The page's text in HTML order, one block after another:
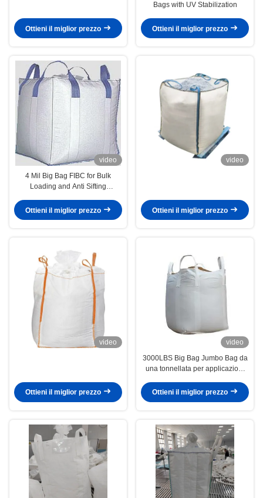
Ottieni il miglior prezzo
Bags with UV Stabilization
Ottieni il miglior prezzo
video
4 Mil Big Bag FIBC for Bulk
Loading and Anti Sifting
Ottieni il miglior prezzo
video
Ottieni il miglior prezzo
video
Ottieni il miglior prezzo
video
3000LBS Big Bag Jumbo Bag da
una tonnellata per applicazioni
Ottieni il miglior prezzo